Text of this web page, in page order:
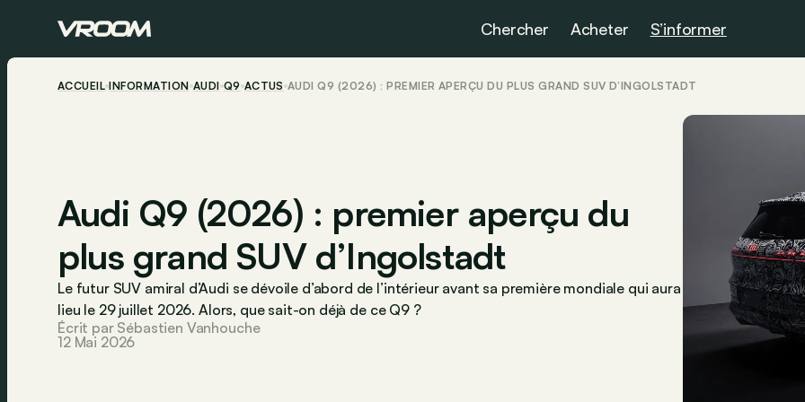
Chercher Acheter S’informer
ACCUEIL INFORMATION AUDI Q9 ACTUS AUDI Q9 (2026) : PREMIER APERÇU DU PLUS GRAND SUV D’INGOLSTADT
Audi Q9 (2026) : premier aperçu du
plus grand SUV d’Ingolstadt
Le futur SUV amiral d’Audi se dévoile d’abord de l’intérieur avant sa première mondiale qui aura
lieu le 29 juillet 2026. Alors, que sait-on déjà de ce Q9 ?
Écrit par Sébastien Vanhouche
12 Mai 2026